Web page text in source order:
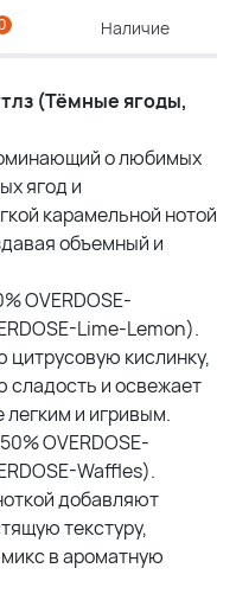
Наличие
(Тёмные ягоды,
о любимых
ягод и
карамельной нотой
объемный и
OVERDOSE-
Lime-Lemon).
кислинку,
сладость и освежает
легким и игривым.
OVERDOSE-
Waffles).
добавляют
текстуру,
в ароматную